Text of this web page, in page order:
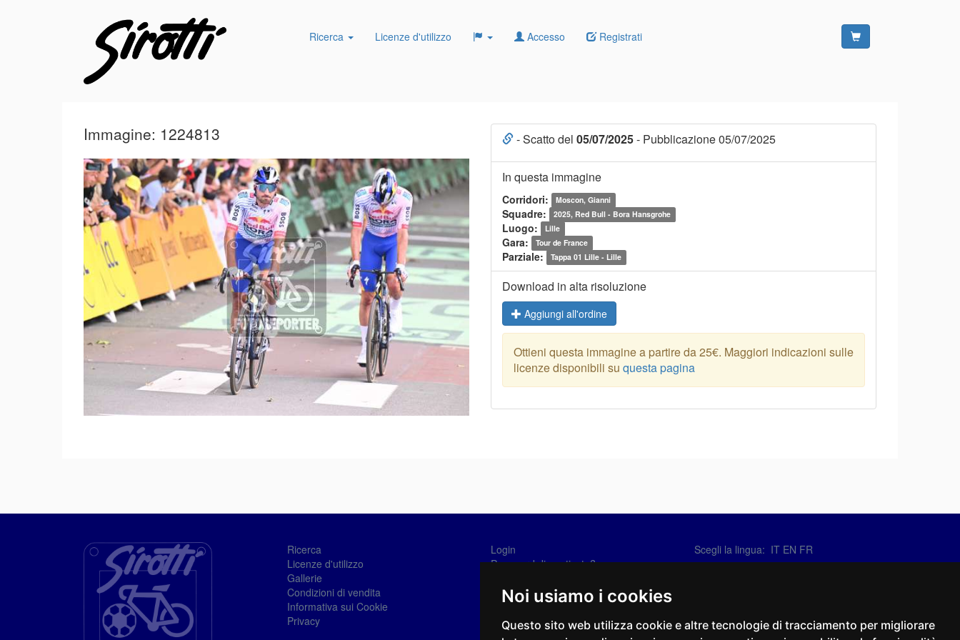
Noi usiamo i cookies
Questo sito web utilizza cookie e altre tecnologie di tracciamento per migliorare
Ricerca Licenze d'utilizzo Accesso Registrati
Immagine: 1224813 - Scatto del 05/07/2025- Pubblicazione 05/07/2025
In questa immagine
Corridori: Moscon, Gianni
Squadre: 2025, Red Bull - Bora Hansgrohe
Luogo: Lille
Gara: Tour de France
Parziale: Tappa 01 Lille - Lille
Download in alta risoluzione
Aggiungi all'ordine
Ottieni questa immagine a partire da 25€. Maggiori indicazioni sulle
licenze disponibili su questa pagina
Ricerca
Licenze d'utilizzo
Gallerie
Condizioni di vendita
Informativa sui Cookie
Privacy
Login
Password dimenticata?
Scegli la lingua: IT EN FR
Social